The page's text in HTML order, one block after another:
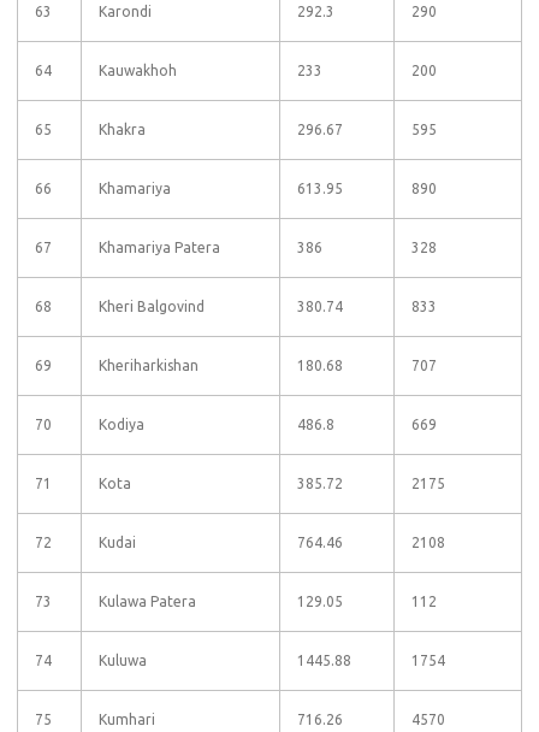
63 Karondi 292.3 290
64 Kauwakhoh 233 200
65 Khakra 296.67 595
66 Khamariya 613.95 890
67 Khamariya Patera 386 328
68 Kheri Balgovind 380.74 833
69 Kheriharkishan 180.68 707
70 Kodiya 486.8 669
71 Kota 385.72 2175
72 Kudai 764.46 2108
73 Kulawa Patera 129.05 112
74 Kuluwa 1445.88 1754
75 Kumhari 716.26 4570